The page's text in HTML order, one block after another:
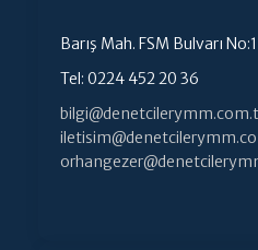
Barış Mah. FSM Bulvarı
Tel: 0224 452 20 36